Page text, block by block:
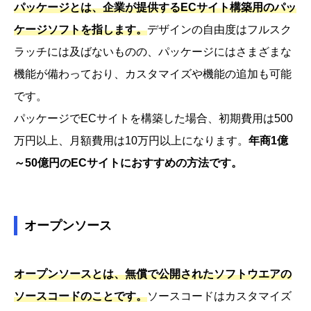
パッケージとは、企業が提供するECサイト構築用のパッ
ケージソフトを指します。デザインの自由度はフルスク
ラッチには及ばないものの、パッケージにはさまざまな
機能が備わっており、カスタマイズや機能の追加も可能
です。
パッケージでECサイトを構築した場合、初期費用は500
万円以上、月額費用は10万円以上になります。 年商1億
～50億円のECサイトにおすすめの方法です。
オープンソース
オープンソースとは、無償で公開されたソフトウエアの
ソースコードのことです。ソースコードはカスタマイズ